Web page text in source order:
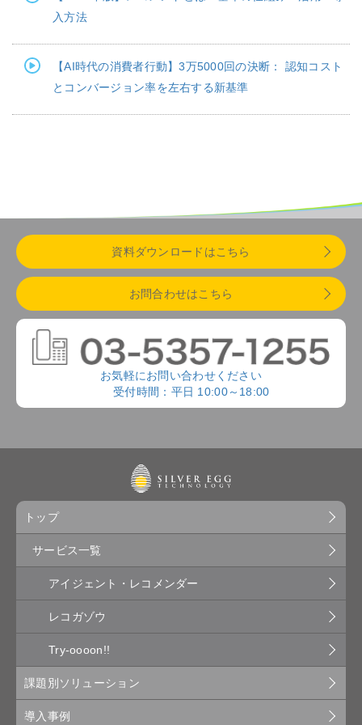
入方法
【AI時代の消費者行動】3万5000回の決断： 認知コスト
とコンバージョン率を左右する新基準
資料ダウンロードはこちら
お問合わせはこちら
お気軽にお問い合わせください
受付時間：平日 10:00～18:00
トップ
サービス一覧
アイジェント・レコメンダー
レコガゾウ
Try-oooon!!
課題別ソリューション
導入事例